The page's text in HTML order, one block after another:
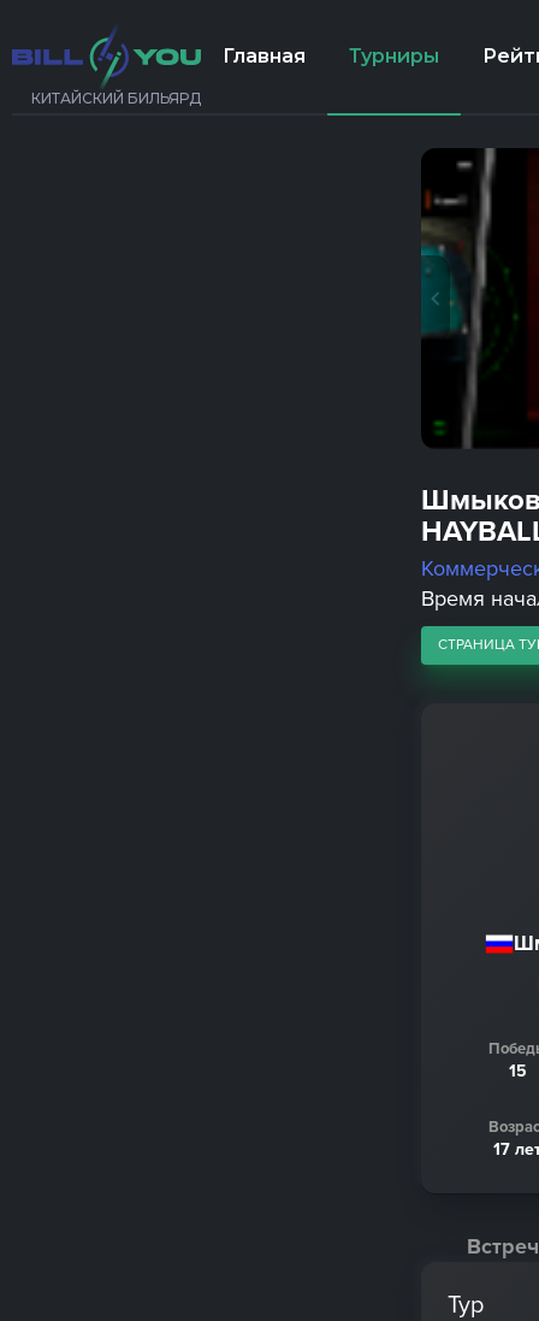
КИТАЙСКИЙ БИЛЬЯРД
Главная Турниры
Время
СТРАНИЦА
15
17
Тур